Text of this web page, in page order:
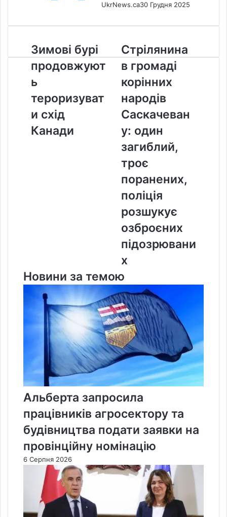
UkrNews.ca30 Грудня 2025
Зимові
бурі
продовжують
тероризувати
схід
Канади
Зимові бурі
продовжуют
ь
тероризуват
и схід
Канади
Стрілянина
в
громаді
корінних
народів
Саскачевану:
один
загиблий,
троє
поранених,
поліція
розшукує
підозрюваних
Стрілянина
в громаді
корінних
народів
Саскачеван
у: один
загиблий,
троє
поранених,
поліція
розшукує
озброєних
підозрювани
х
Новини за темою
Альберта запросила
працівників агросектору та
будівництва подати заявки на
провінційну номінацію
6 Серпня 2026